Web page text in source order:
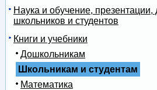
Наука и обучение,
школьников и студентов
Книги и учебники
Дошкольникам
Школьникам и студентам
Математика